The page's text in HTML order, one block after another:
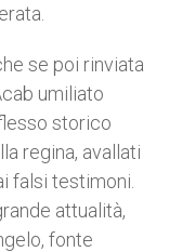
se poi rinviata
umiliato
storico
regina, avallati
falsi testimoni.
attualità,
fonte